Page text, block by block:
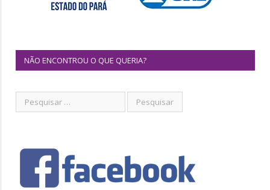
NÃO ENCONTROU O QUE QUERIA?